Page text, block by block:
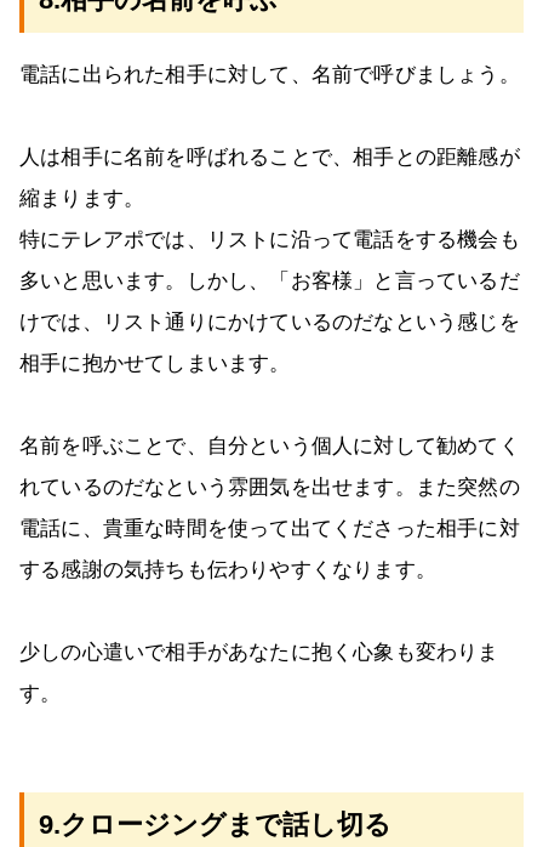
電話に出られた相手に対して、名前で呼びましょう。
人は相手に名前を呼ばれることで、相手との距離感が
縮まります。
特にテレアポでは、リストに沿って電話をする機会も
多いと思います。しかし、「お客様」と言っているだ
けでは、リスト通りにかけているのだなという感じを
相手に抱かせてしまいます。
名前を呼ぶことで、自分という個人に対して勧めてく
れているのだなという雰囲気を出せます。また突然の
電話に、貴重な時間を使って出てくださった相手に対
する感謝の気持ちも伝わりやすくなります。
少しの心遣いで相手があなたに抱く心象も変わりま
す。
9.クロージングまで話し切る